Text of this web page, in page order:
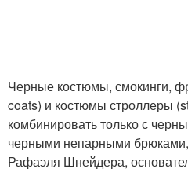
Черные костюмы, смокинги,
coats) и костюмы строллеры
комбинировать только с
черными непарными
Рафаэля Шнейдера,